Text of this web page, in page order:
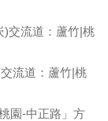
)交流道：蘆竹|桃
流道：蘆竹|桃
園-中正路」方